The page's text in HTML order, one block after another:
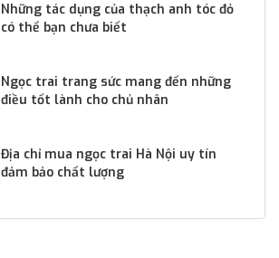
Những tác dụng của thạch anh tóc đỏ
có thể bạn chưa biết
Ngọc trai trang sức mang đến những
điều tốt lành cho chủ nhân
Địa chỉ mua ngọc trai Hà Nội uy tín
đảm bảo chất lượng